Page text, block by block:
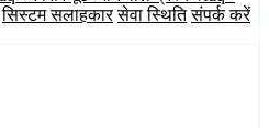
सिस्टम सलाहकार सेवा स्थिति संपर्क करें